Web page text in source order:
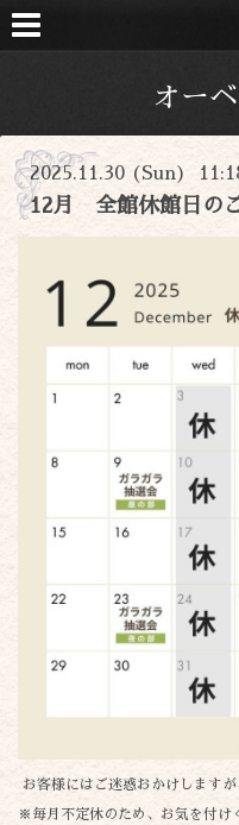
オー
2025.11.30 (Sun)
12月 全館休館日の
お客様にはご迷惑おかけします
※毎月不定休のため、お気を付け